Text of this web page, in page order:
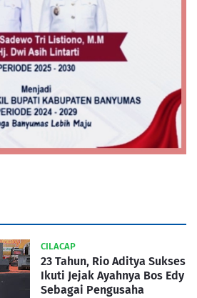
CILACAP
23 Tahun, Rio Aditya Sukses
Ikuti Jejak Ayahnya Bos Edy
Sebagai Pengusaha